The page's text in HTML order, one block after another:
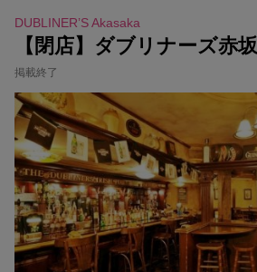
DUBLINER’S Akasaka
【閉店】ダブリナーズ赤坂
掲載終了